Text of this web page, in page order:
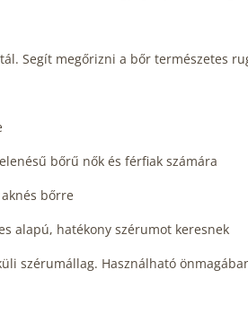
Segít megőrizni a bőr természetes
bőrű nők és férfiak számára
bőrre
alapú, hatékony szérumot keresnek
szérumállag. Használható